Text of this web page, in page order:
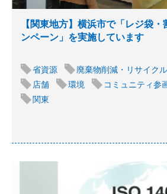
【関東地方】横浜市で「レジ袋
ンペーン」を実施しています
省資源 廃棄物削減・リサイクル
店舗
環境
コミュニティ参
関東